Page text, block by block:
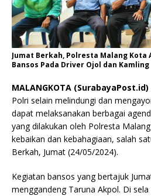
Jumat Berkah, Polresta Malang Kota
Bansos Pada Driver Ojol dan Kamling
MALANGKOTA (SurabayaPost.id)
Polri selain melindungi dan
dapat melaksanakan berbagai
yang dilakukan oleh Polresta
kebaikan dan kebahagiaan, salah
Berkah, Jumat (24/05/2024).
Kegiatan bansos yang bertajuk
menggandeng Taruna Akpol. Di